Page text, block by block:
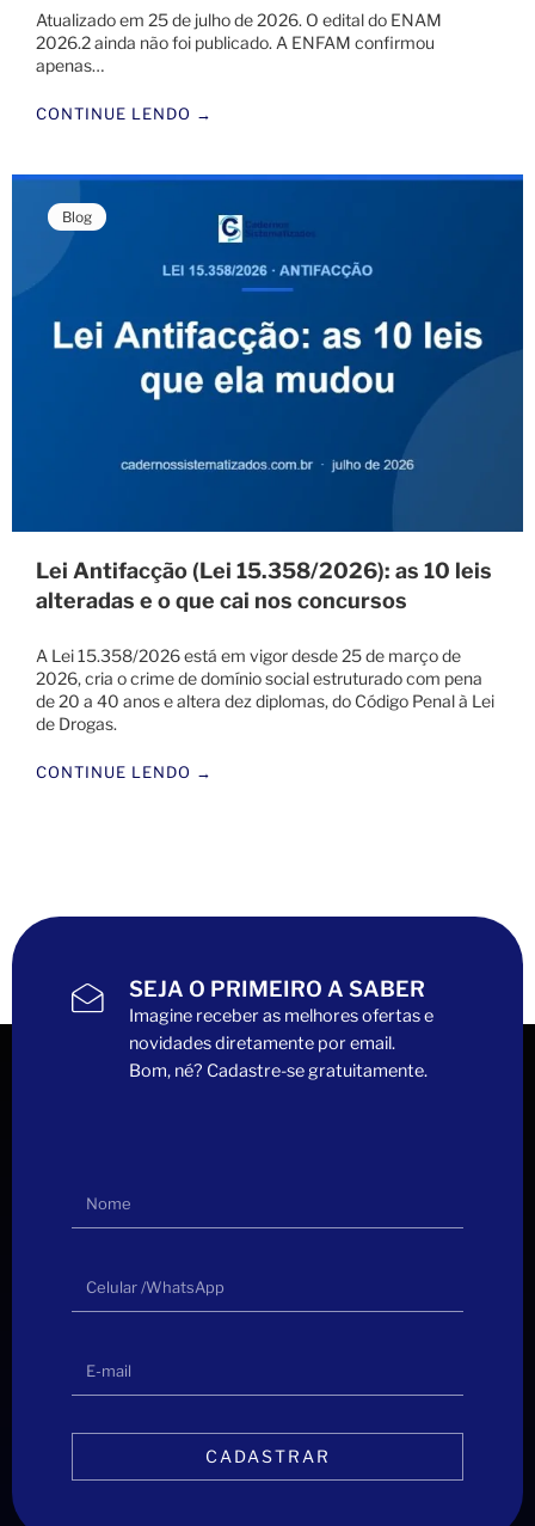
Atualizado em 25 de julho de 2026. O edital do ENAM
2026.2 ainda não foi publicado. A ENFAM confirmou
apenas…
CONTINUE LENDO →
Blog
Lei Antifacção (Lei 15.358/2026): as 10 leis
alteradas e o que cai nos concursos
A Lei 15.358/2026 está em vigor desde 25 de março de
2026, cria o crime de domínio social estruturado com pena
de 20 a 40 anos e altera dez diplomas, do Código Penal à Lei
de Drogas.
CONTINUE LENDO →
SEJA O PRIMEIRO A SABER
Imagine receber as melhores ofertas e
novidades diretamente por email.
Bom, né? Cadastre-se gratuitamente.
CADASTRAR